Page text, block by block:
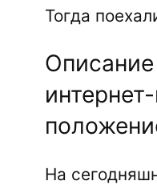
Тогда
На